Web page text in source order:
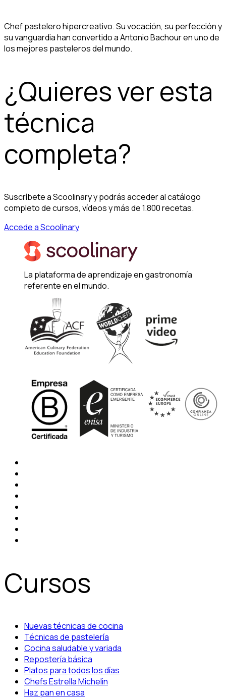
Chef pastelero hipercreativo. Su vocación, su perfección y
su vanguardia han convertido a Antonio Bachour en uno de
los mejores pasteleros del mundo.
¿Quieres ver esta
técnica
completa?
Suscríbete a Scoolinary y podrás acceder al catálogo
completo de cursos, vídeos y más de 1.800 recetas.
Accede a Scoolinary
La plataforma de aprendizaje en gastronomía
referente en el mundo.
Cursos
Nuevas técnicas de cocina
Técnicas de pastelería
Cocina saludable y variada
Repostería básica
Platos para todos los días
Chefs Estrella Michelin
Haz pan en casa